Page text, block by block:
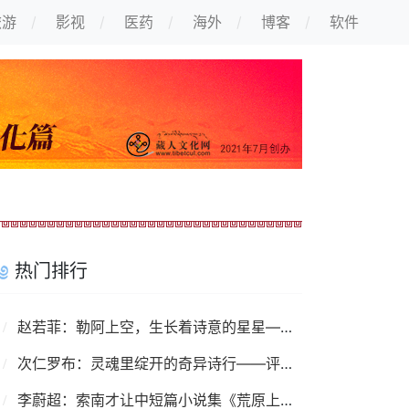
影视 医药 海外 博客 软件
热门排行
赵若菲：勒阿上空，生长着诗意的星星——读诗集《我要写的勒阿越来越少了》
次仁罗布：灵魂里绽开的奇异诗行——评沙冒智化诗集《掉在碗里的月亮说》
李蔚超：索南才让中短篇小说集《荒原上》——荒原上的捕猎